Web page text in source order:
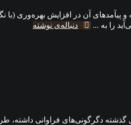
پيآمدهای آن در افزایش بهره‌وری
را به ...
دنباله‌ی نوشته
که روش، شیوه‌ و ماهیت کار کردن در ۵۰ سال